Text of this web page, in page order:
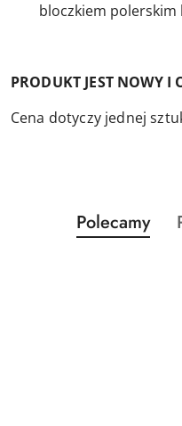
bloczkiem
PRODUKT JEST NOWY I
Cena dotyczy jednej
Pomiń karuzelę
Produkty
o
Polecamy